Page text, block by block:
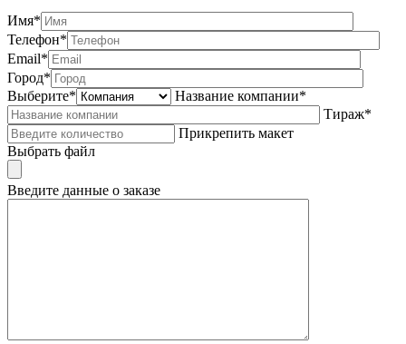
Имя*
Телефон*
Email*
Город*
Выберите*
Название компании*
Тираж*
Прикрепить макет
Выбрать файл
Введите данные о заказе